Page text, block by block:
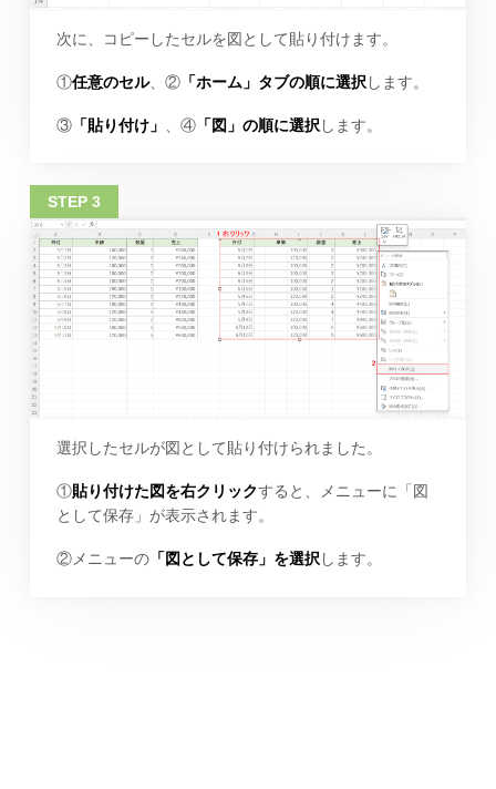
次に、コピーしたセルを図として貼り付けます。
①任意のセル、②「ホーム」タブの順に選択 します。
③「貼り付け」 、④「図」の順に選択 します。
選択したセルが図として貼り付けられました。
①貼り付けた図を右クリックすると、メニューに「図
として保存」が表示されます。
②メニューの「図として保存」を選択 します。